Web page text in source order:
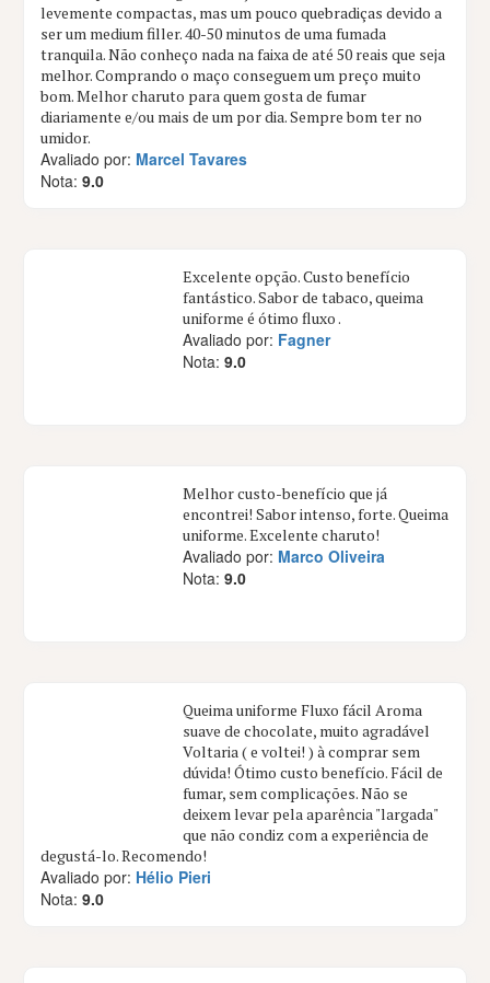
levemente compactas, mas um pouco quebradiças devido a
ser um medium filler. 40-50 minutos de uma fumada
tranquila. Não conheço nada na faixa de até 50 reais que seja
melhor. Comprando o maço conseguem um preço muito
bom. Melhor charuto para quem gosta de fumar
diariamente e/ou mais de um por dia. Sempre bom ter no
umidor.
Avaliado por: Marcel Tavares
Nota:9.0
Excelente opção. Custo benefício
fantástico. Sabor de tabaco, queima
uniforme é ótimo fluxo .
Avaliado por: Fagner
Nota:9.0
Melhor custo-benefício que já
encontrei! Sabor intenso, forte. Queima
uniforme. Excelente charuto!
Avaliado por: Marco Oliveira
Nota:9.0
Queima uniforme Fluxo fácil Aroma
suave de chocolate, muito agradável
Voltaria ( e voltei! ) à comprar sem
dúvida! Ótimo custo benefício. Fácil de
fumar, sem complicações. Não se
deixem levar pela aparência "largada"
que não condiz com a experiência de
degustá-lo. Recomendo!
Avaliado por: Hélio Pieri
Nota:9.0